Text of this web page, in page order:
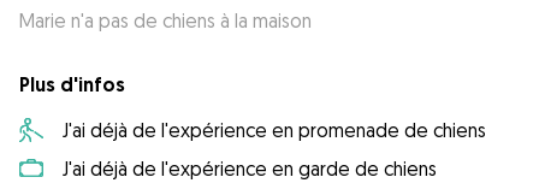
Marie n'a pas de chiens à la maison
Plus d'infos
J'ai déjà de l'expérience en promenade de chiens
J'ai déjà de l'expérience en garde de chiens